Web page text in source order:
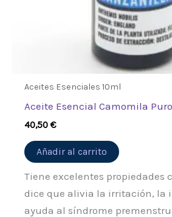
Aceites Esenciales 10ml
Aceite Esencial Camomila Puro
40,50€
Añadir al carrito
Tiene excelentes propiedades
dice que alivia la irritación, la
ayuda al síndrome